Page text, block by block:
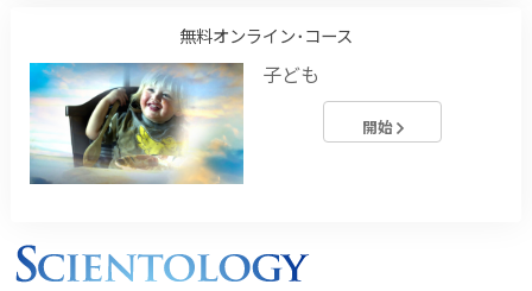
無料オンライン･コース
子ども
開始